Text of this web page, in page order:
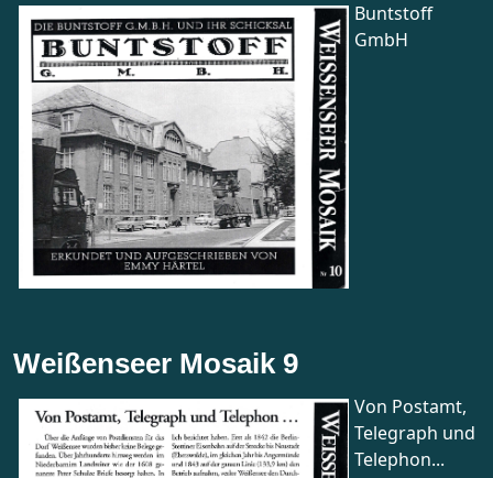
Buntstoff
GmbH
Weißenseer Mosaik 9
Von Postamt,
Telegraph und
Telephon...